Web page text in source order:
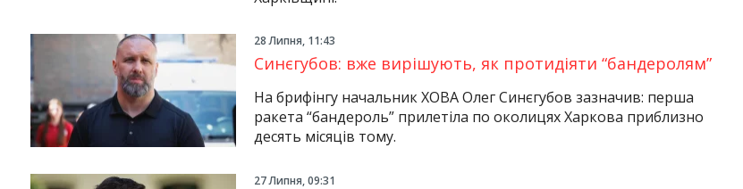
28 Липня, 11:43
Синєгубов: вже вирішують, як протидіяти “бандеролям”
На брифінгу начальник ХОВА Олег Синєгубов зазначив: перша
ракета “бандероль” прилетіла по околицях Харкова приблизно
десять місяців тому.
27 Липня, 09:31
InstagramFacebook
TwitterYoutube